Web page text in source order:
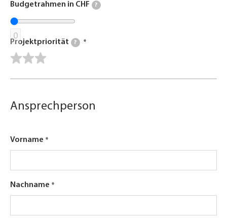
Budgetrahmen in CHF ?
0
Projektpriorität ?
Ansprechperson
Vorname
Nachname